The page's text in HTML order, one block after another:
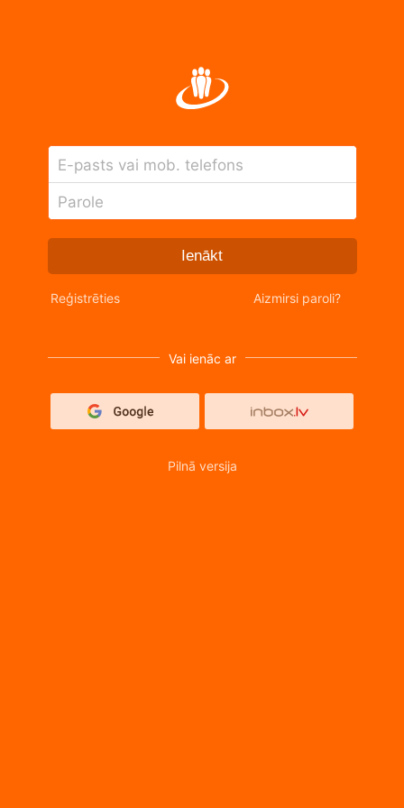
E-pasts vai mob. telefons
Parole
Ienākt
Reģistrēties Aizmirsi paroli?
Vai ienāc ar
Pilnā versija